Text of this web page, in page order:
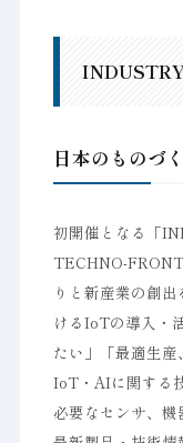
日本のものづ
初開催となる「
TECHNO-
りと新産業の創
けるIoTの導入・
たい」「最適生
IoT・AIに関する
必要なセンサ、